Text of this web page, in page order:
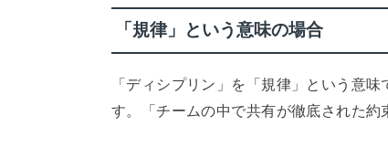
「規律」という意味の場合
「ディシプリン」を「規律」という意
す。「チームの中で共有が徹底された約